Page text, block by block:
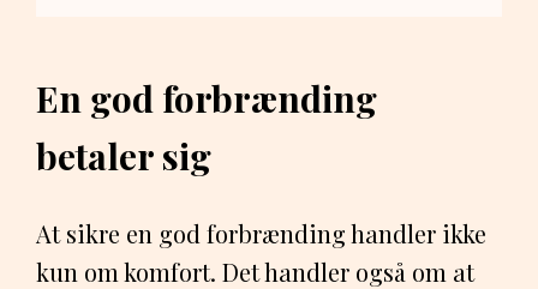
En god forbrænding
betaler sig
At sikre en god forbrænding handler ikke
kun om komfort. Det handler også om at